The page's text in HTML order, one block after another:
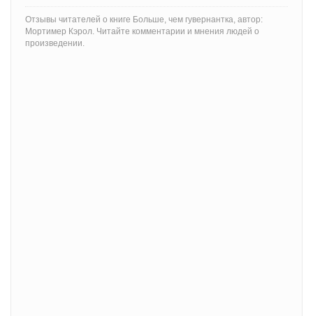
Отзывы читателей о книге Больше, чем гувернантка, автор:
Мортимер Кэрол. Читайте комментарии и мнения людей о
произведении.